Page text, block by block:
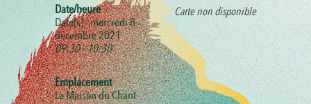
Carte non disponible
Date/heure
Date(s) - mercredi 8
décembre 2021
09:30 - 10:30
Emplacement
La Maison du Chant